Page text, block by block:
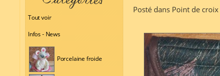
Tout voir
Infos - News
Porcelaine froide
Posté dans Point de